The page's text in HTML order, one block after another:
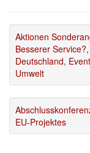
Aktionen
Besserer Service?,
Deutschland,
Umwelt
EU-Projektes